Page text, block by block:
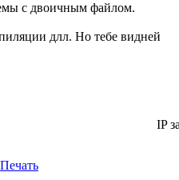
с двоичным файлом.
длл. Но тебе видней
IP
Печать